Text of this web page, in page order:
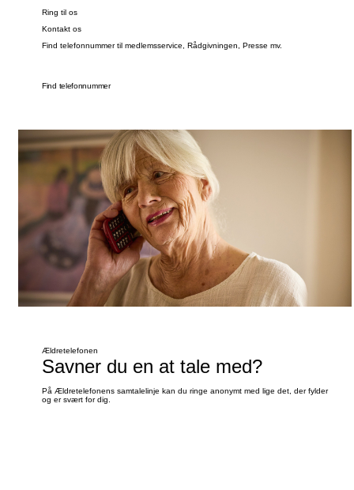
Ring til os
Kontakt os
Find telefonnummer til medlemsservice, Rådgivningen, Presse mv.
Find telefonnummer
Ældretelefonen
Savner du en at tale med?
På Ældretelefonens samtalelinje kan du ringe anonymt med lige det, der fylder
og er svært for dig.